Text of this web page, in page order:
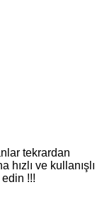
tekrardan
ve kullanışlı
!!!